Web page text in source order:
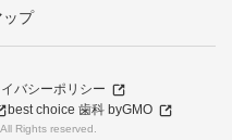
ップ
バシーポリシー
best choice 歯科 byGMO
Rights reserved.